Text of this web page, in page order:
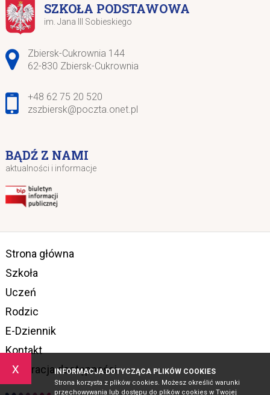
x INFORMACJA DOTYCZĄCA PLIKÓW COOKIES
Strona korzysta z plików cookies. Możesz określić warunki
przechowywania lub dostępu do plików cookies w Twojej
SZKOŁA PODSTAWOWA
im. Jana III Sobieskiego
Adres pocztowy:
Zbiersk-Cukrownia 144
62-830 Zbiersk-Cukrownia
+48 62 75 20 520
zszbiersk@poczta.onet.pl
BĄDŹ Z NAMI
aktualności i informacje
Strona główna
Szkoła
Uczeń
Rodzic
E-Dziennik
Kontakt
Deklaracja dostępności